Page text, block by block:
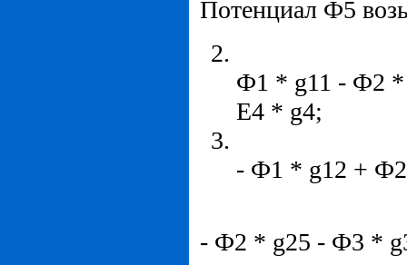
Потенциал Ф5
Ф1 * g11 - Ф2 *
E4 * g4;
- Ф1 * g12 +
- Ф2 * g25 - Ф3 *